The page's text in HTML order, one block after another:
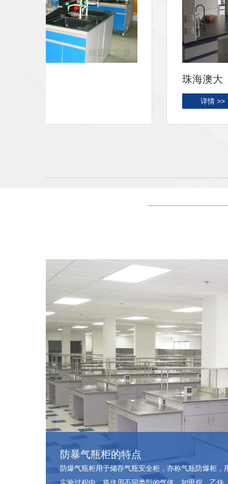
防暴气瓶柜的特点
防爆气瓶柜用于储存气瓶安全柜，亦称气瓶防爆柜